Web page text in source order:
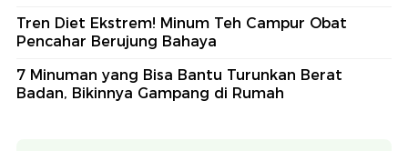
Tren Diet Ekstrem! Minum Teh Campur Obat
Pencahar Berujung Bahaya
7 Minuman yang Bisa Bantu Turunkan Berat
Badan, Bikinnya Gampang di Rumah